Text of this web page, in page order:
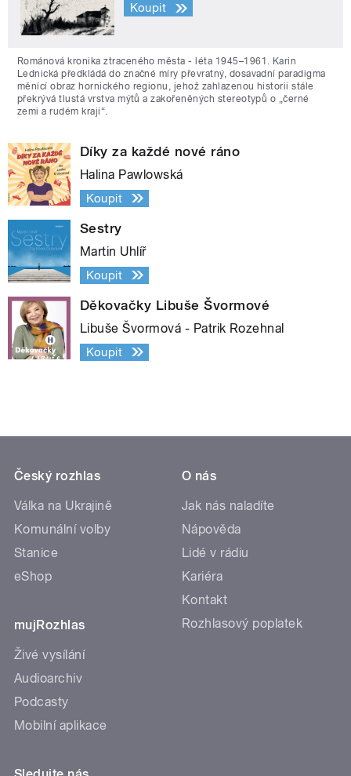
Koupit
Románová kronika ztraceného města - léta 1945–1961. Karin
Lednická předkládá do značné míry převratný, dosavadní paradigma
měnící obraz hornického regionu, jehož zahlazenou historii stále
překrývá tlustá vrstva mýtů a zakořeněných stereotypů o „černé
zemi a rudém kraji“.
Díky za každé nové ráno
Halina Pawlowská
Koupit
Sestry
Martin Uhlíř
Koupit
Děkovačky Libuše Švormové
Libuše Švormová - Patrik Rozehnal
Koupit
Český rozhlas
Válka na Ukrajině
Komunální volby
Stanice
eShop
mujRozhlas
Živé vysílání
Audioarchiv
Podcasty
Mobilní aplikace
O nás
Jak nás naladíte
Nápověda
Lidé v rádiu
Kariéra
Kontakt
Rozhlasový poplatek